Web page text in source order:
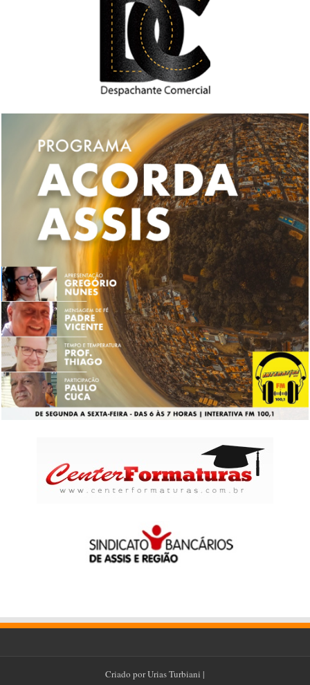
Criado porUrias Turbiani |